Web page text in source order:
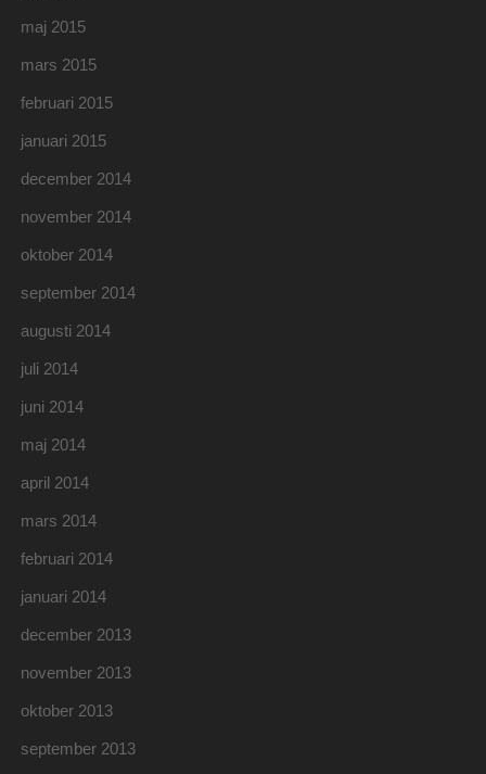
maj 2015
mars 2015
februari 2015
januari 2015
december 2014
november 2014
oktober 2014
september 2014
augusti 2014
juli 2014
juni 2014
maj 2014
april 2014
mars 2014
februari 2014
januari 2014
december 2013
november 2013
oktober 2013
september 2013